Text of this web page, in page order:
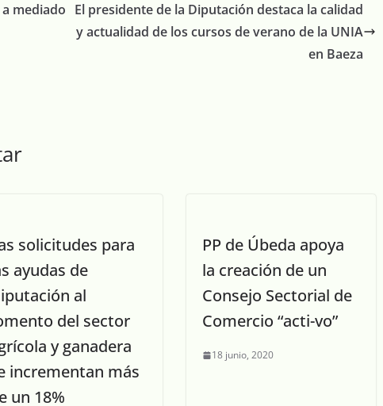
mediado El presidente de la Diputación destaca la calidad
y actualidad de los cursos de verano de la UNIA
en Baeza
solicitudes para
ayudas de
al
del sector
y ganadera
incrementan más
un 18%
PP de Úbeda apoya
la creación de un
Consejo Sectorial de
Comercio “acti-vo”
18 junio, 2020